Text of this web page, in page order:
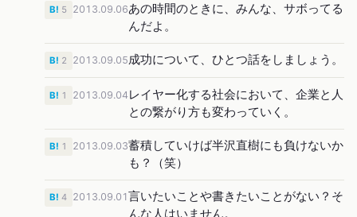
2013.09.06あの時間のときに、みんな、サボってる
んだよ。
B! 5
2013.09.05成功について、ひとつ話をしましょう。
B! 2
2013.09.04 レイヤー化する社会において、企業と人
との繋がり方も変わっていく。
B! 1
2013.09.03蓄積していけば半沢直樹にも負けないか
も？（笑）
B! 1
2013.09.01言いたいことや書きたいことがない？そ
んな人はいません。
B! 4